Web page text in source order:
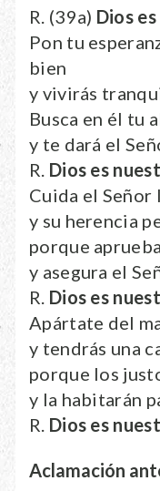
R. (39a) Dios
Pon tu
bien
y vivirás
Busca en él tu
y te dará el
R. Dios es
Cuida el Señor
y su herencia
porque
y asegura el
R. Dios es
Apártate del
y tendrás una
porque los
y la habitarán
R. Dios es
Aclamación